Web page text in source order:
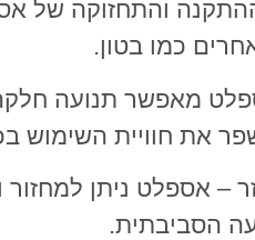
והתחזוקה של
כמו בטון.
מאפשר תנועה
את חוויית השימוש
– אספלט ניתן
הסביבתית.